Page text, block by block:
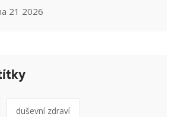
21 2026
duševní zdraví